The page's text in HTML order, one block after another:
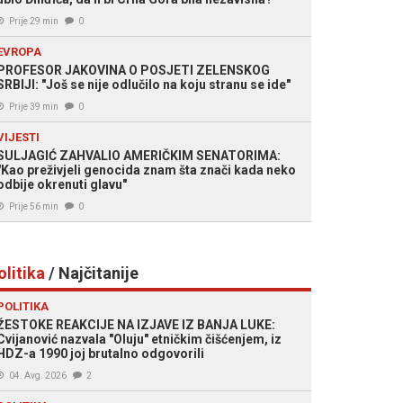
Prije 29 min 0
JAKOVINA O POSJETI ZELENSKOG
"Još se nije odlučilo na koju stranu se ide"
Prije 39 min 0
ZAHVALIO AMERIČKIM SENATORIMA:
preživjeli genocida znam šta znači kada neko
okrenuti glavu"
Prije 56 min 0
/ Najčitanije
REAKCIJE NA IZJAVE IZ BANJA LUKE:
nazvala "Oluju" etničkim čišćenjem, iz
a 1990 joj brutalno odgovorili
04. Avg. 2026 2